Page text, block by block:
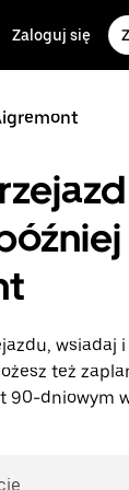
Zaloguj się
wsiadaj
też
90-dniowym